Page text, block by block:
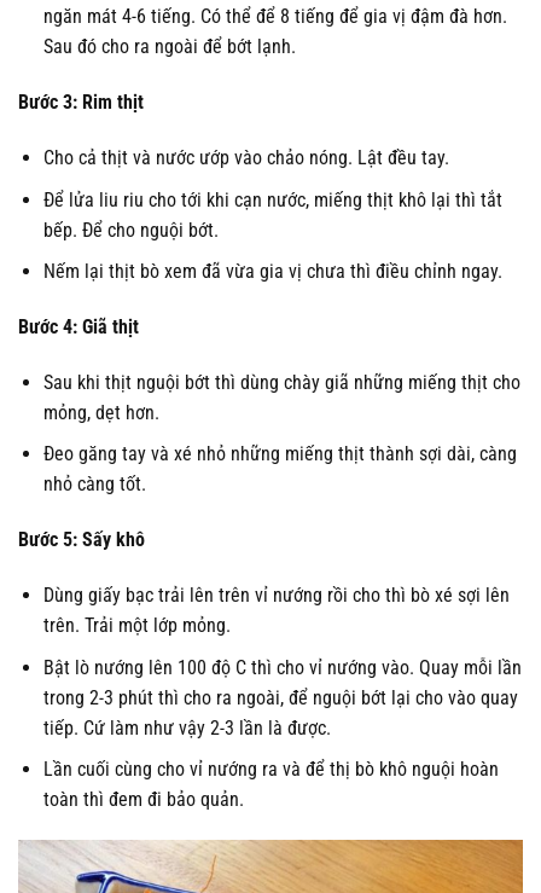
ngăn mát 4-6 tiếng. Có thể để 8 tiếng để gia vị đậm đà hơn.
Sau đó cho ra ngoài để bớt lạnh.
Bước 3: Rim thịt
Cho cả thịt và nước ướp vào chảo nóng. Lật đều tay.
Để lửa liu riu cho tới khi cạn nước, miếng thịt khô lại thì tắt
bếp. Để cho nguội bớt.
Nếm lại thịt bò xem đã vừa gia vị chưa thì điều chỉnh ngay.
Bước 4: Giã thịt
Sau khi thịt nguội bớt thì dùng chày giã những miếng thịt cho
mỏng, dẹt hơn.
Đeo găng tay và xé nhỏ những miếng thịt thành sợi dài, càng
nhỏ càng tốt.
Bước 5: Sấy khô
Dùng giấy bạc trải lên trên vỉ nướng rồi cho thì bò xé sợi lên
trên. Trải một lớp mỏng.
Bật lò nướng lên 100 độ C thì cho vỉ nướng vào. Quay mỗi lần
trong 2-3 phút thì cho ra ngoài, để nguội bớt lại cho vào quay
tiếp. Cứ làm như vậy 2-3 lần là được.
Lần cuối cùng cho vỉ nướng ra và để thị bò khô nguội hoàn
toàn thì đem đi bảo quản.